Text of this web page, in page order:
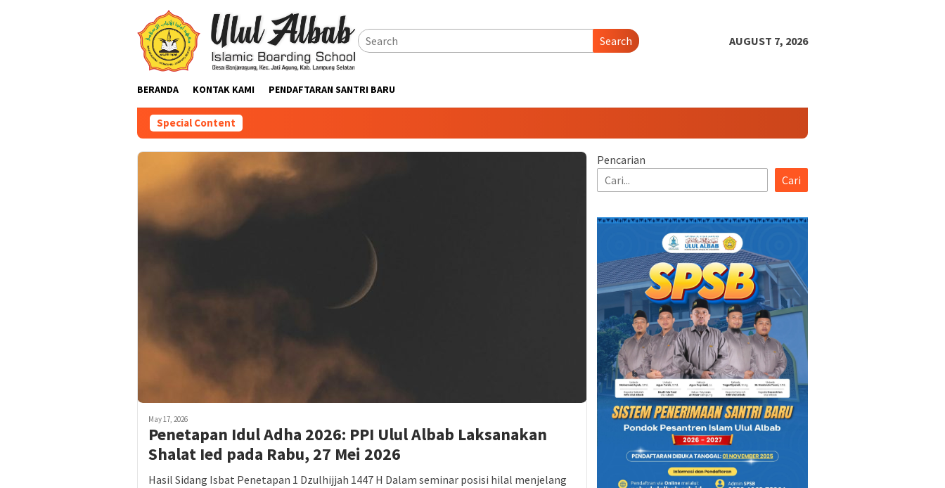
Search AUGUST 7, 2026
BERANDA KONTAK KAMI PENDAFTARAN SANTRI BARU
Special Content
May 17, 2026
Penetapan Idul Adha 2026: PPI Ulul Albab Laksanakan
Shalat Ied pada Rabu, 27 Mei 2026
Hasil Sidang Isbat Penetapan 1 Dzulhijjah 1447 H Dalam seminar posisi hilal menjelang
Pencarian
Cari